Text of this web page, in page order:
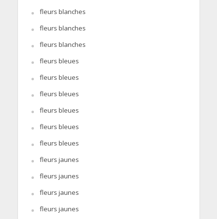
fleurs blanches
fleurs blanches
fleurs blanches
fleurs bleues
fleurs bleues
fleurs bleues
fleurs bleues
fleurs bleues
fleurs bleues
fleurs jaunes
fleurs jaunes
fleurs jaunes
fleurs jaunes